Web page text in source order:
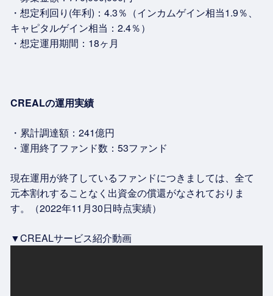
・想定利回り(年利)：4.3％（インカムゲイン相当1.9％、
キャピタルゲイン相当：2.4％）
・想定運用期間：18ヶ月
CREALの運用実績
・累計調達額：241億円
・運用終了ファンド数：53ファンド
現在運用が終了しているファンドにつきましては、全て
元本割れすることなく出資金の償還がなされておりま
す。（2022年11月30日時点実績）
▼CREALサービス紹介動画